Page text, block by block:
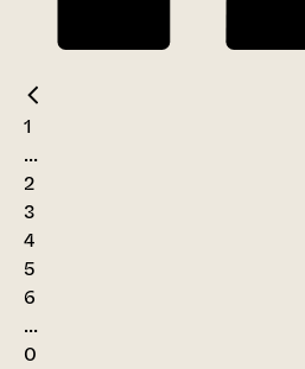
1
...
2
3
4
5
6
...
0